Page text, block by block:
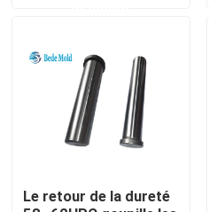
Pilier et bagues de guide
Ejector Pins And Sleeves
Ressort ISO10243 de moule
Le retour de la dureté